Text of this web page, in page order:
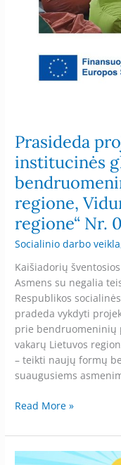
Prasideda
institucinės
regione,
regione“ Nr.
Socialinio darbo veikla
Kaišiadorių
Asmens su negalia
Respublikos
pradeda vykdyti
prie bendruomeninių
vakarų Lietuvos
– teikti naujų formų
suaugusiems
paslaugų
Sostinės
Vidurio
vakarų
07-
018-
p-
0001.
Read More »
Kaišiadorių